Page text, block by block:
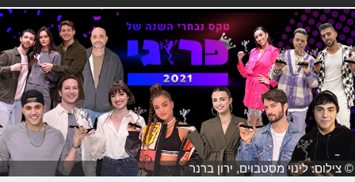
© צילום: לינוי מסטבוים, ירון ברנר